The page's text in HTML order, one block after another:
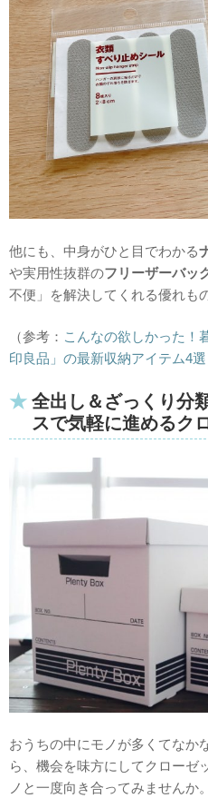
他にも、中身がひと目でわかる
や実用性抜群のフリーザーバッ
不便」を解決してくれる優れも
（参考： こんなの欲しかった！
印良品」の最新収納アイテム4選
全出し＆ざっくり分
スで気軽に進めるク
おうちの中にモノが多くてな
ら、機会を味方にしてクローゼ
ノと一度向き合ってみませんか。